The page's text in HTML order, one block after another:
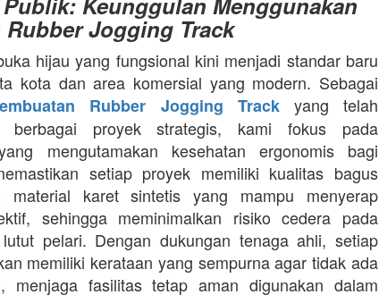
Rubber Jogging Track
hijau yang fungsional kini menjadi standar baru
kota dan area komersial yang modern. Sebagai
Rubber Jogging Trackyang telah
berbagai proyek strategis, kami fokus pada
mengutamakan kesehatan ergonomis bagi
setiap proyek memiliki kualitas bagus
material karet sintetis yang mampu menyerap
sehingga meminimalkan risiko cedera pada
pelari. Dengan dukungan tenaga ahli, setiap
memiliki kerataan yang sempurna agar tidak ada
menjaga fasilitas tetap aman digunakan dalam